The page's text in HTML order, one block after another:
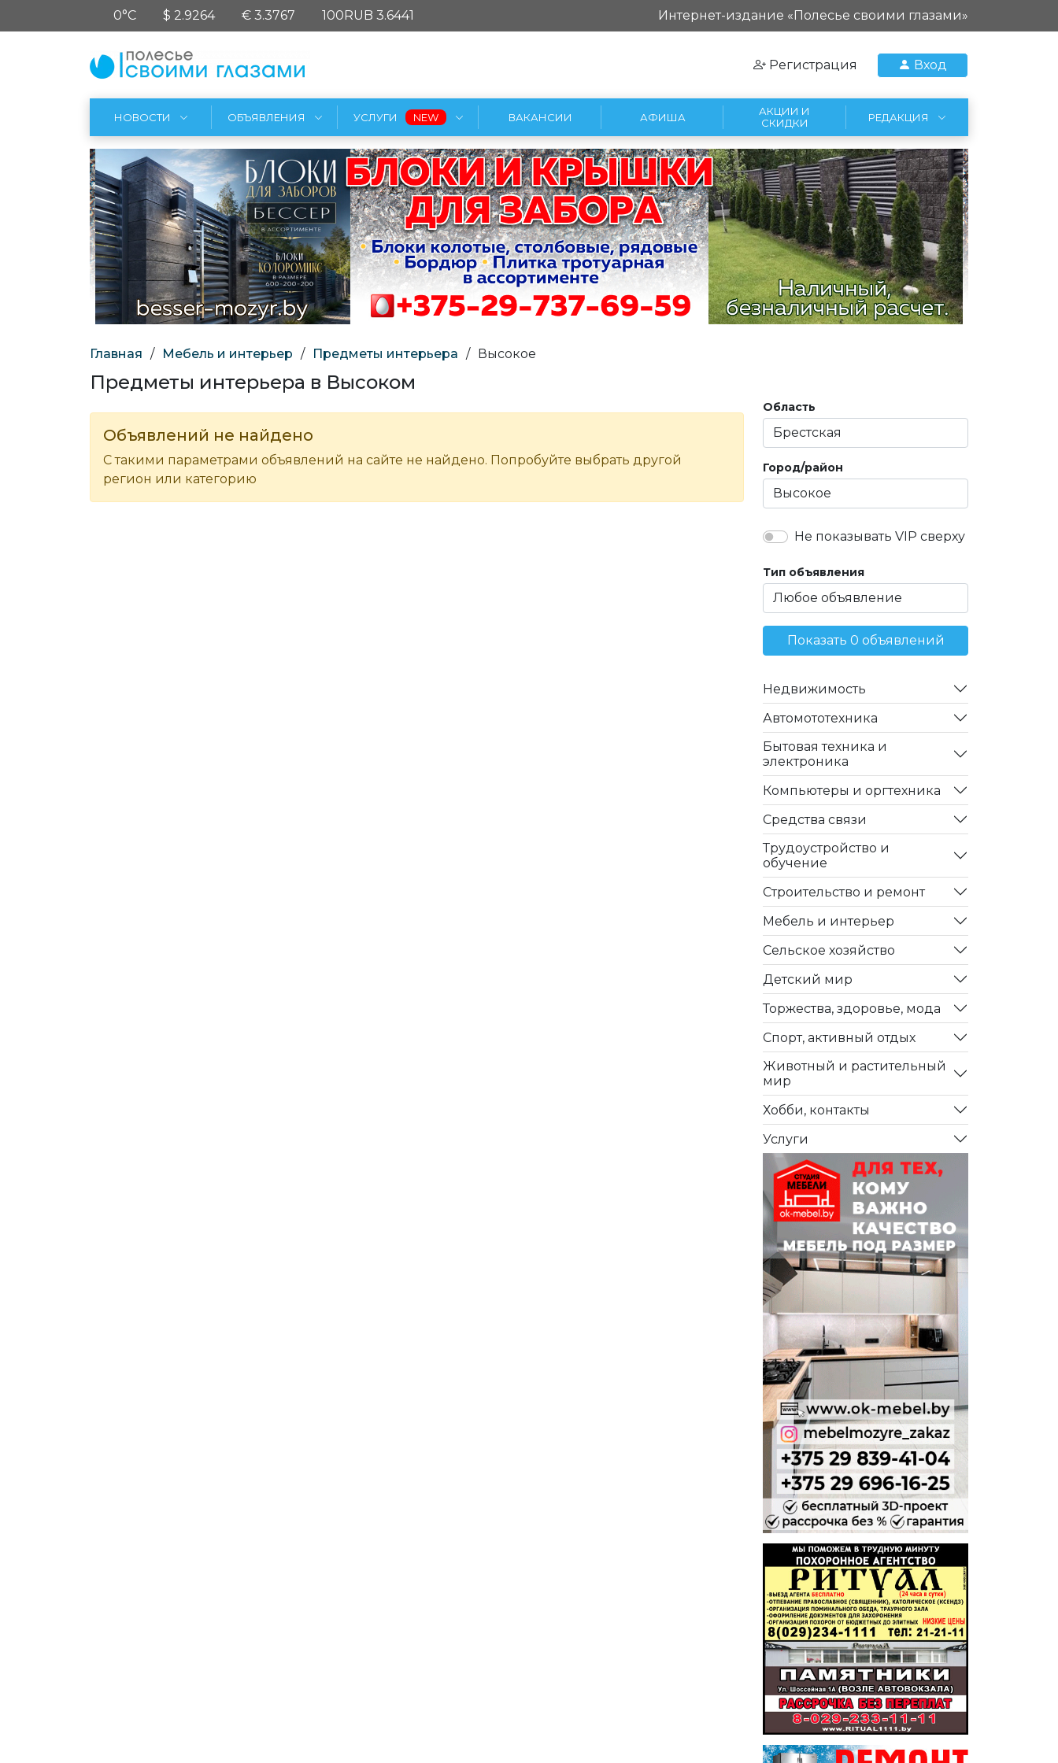
0°C $ 2.9264 € 3.3767 100RUB 3.6441 Интернет-издание «Полесье своими глазами»
Регистрация Вход
НОВОСТИ ОБЪЯВЛЕНИЯ УСЛУГИ ВАКАНСИИ АФИША
АКЦИИ И
СКИДКИ
РЕДАКЦИЯ
Главная / Мебель и интерьер / Предметы интерьера / Высокое
Предметы интерьера в Высоком
Объявлений не найдено
С такими параметрами объявлений на сайте не найдено. Попробуйте выбрать другой
регион или категорию
Область
Город/район
Не показывать VIP сверху
Тип объявления
Показать 0 объявлений
Недвижимость
Автомототехника
Бытовая техника и
электроника
Компьютеры и оргтехника
Средства связи
Трудоустройство и
обучение
Строительство и ремонт
Мебель и интерьер
Сельское хозяйство
Детский мир
Торжества, здоровье, мода
Спорт, активный отдых
Животный и растительный
мир
Хобби, контакты
Услуги